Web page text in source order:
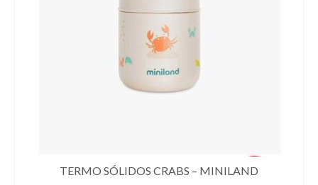
TERMO SÓLIDOS CRABS – MINILAND